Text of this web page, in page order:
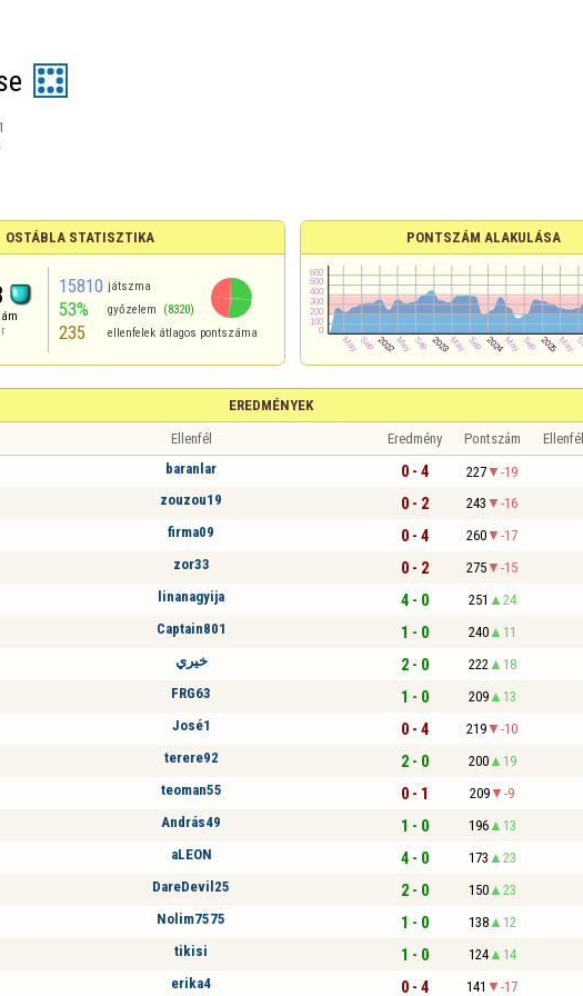
OSTÁBLA STATISZTIKA
15810 játszma
53% győzelem (8320)
235 ellenfelek átlagos pontszáma
PONTSZÁM ALAKULÁSA
EREDMÉNYEK
Ellenfél Eredmény Pontszám
baranlar 0 - 4 227 -19
zouzou19 0 - 2 243 -16
firma09 0 - 4 260 -17
zor33 0 - 2 275 -15
linanagyija 4 - 0 251 24
Captain801 1 - 0 240 11
خيري 2 - 0 222 18
FRG63 1 - 0 209 13
José1 0 - 4 219 -10
terere92 2 - 0 200 19
teoman55 0 - 1 209 -9
András49 1 - 0 196 13
aLEON 4 - 0 173 23
DareDevil25 2 - 0 150 23
Nolim7575 1 - 0 138 12
tikisi 1 - 0 124 14
erika4 0 - 4 141 -17